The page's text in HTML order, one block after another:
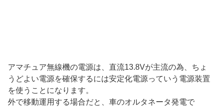
アマチュア無線機の電源は、直流13.8Vが主流の為、ちょ
うどよい電源を確保するには安定化電源っていう電源装置
を使うことになります。
外で移動運用する場合だと、車のオルタネータ発電で